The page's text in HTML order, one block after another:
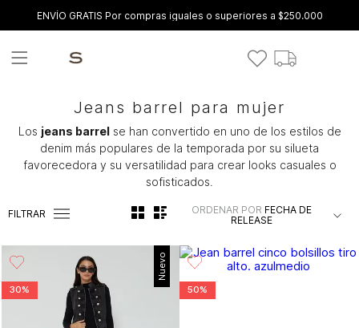
ENVÍO GRATIS Por compras iguales o superiores a $250.000
Jeans barrel para mujer
Los jeans barrelse han convertido en uno de los estilos de
denim más populares de la temporada por su silueta
favorecedora y su versatilidad para crear looks casuales o
sofisticados.
FILTRAR ORDENAR POR FECHA DE
RELEASE
Nuevo
30% 50%